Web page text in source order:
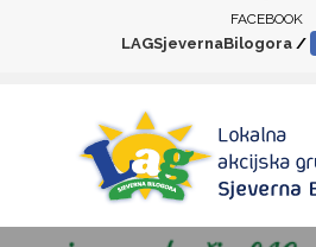
FACEBOOK
LAGSjevernaBilogora /